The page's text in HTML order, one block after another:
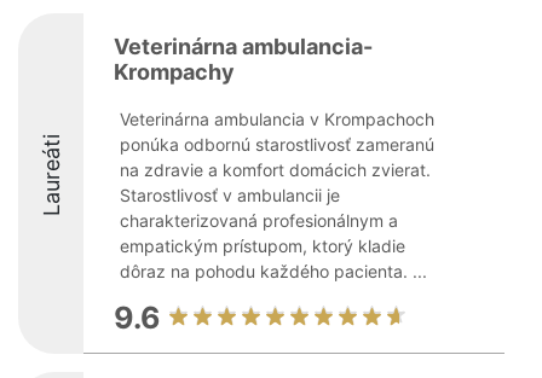
Laureáti
Veterinárna ambulancia-
Krompachy
Veterinárna ambulancia v Krompachoch
ponúka odbornú starostlivosť zameranú
na zdravie a komfort domácich zvierat.
Starostlivosť v ambulancii je
charakterizovaná profesionálnym a
empatickým prístupom, ktorý kladie
dôraz na pohodu každého pacienta. ...
9.6